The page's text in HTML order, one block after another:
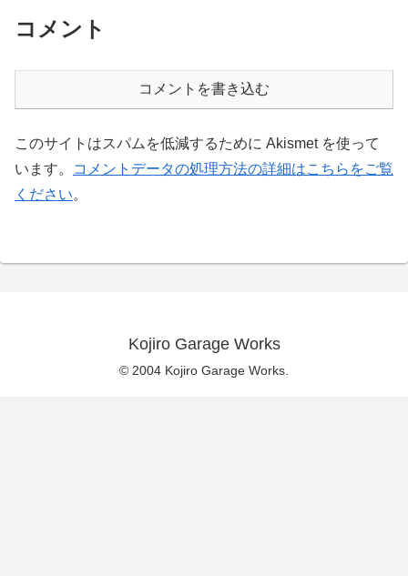
コメント
コメントを書き込む
このサイトはスパムを低減するために Akismet を使って
います。
コメントデータの処理方法の詳細はこちらをご覧
ください。
Kojiro Garage Works
© 2004 Kojiro Garage Works.